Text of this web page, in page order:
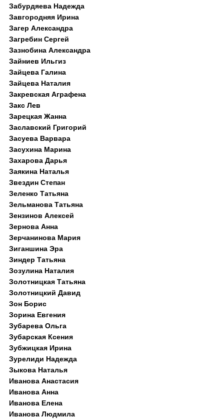
Забурдяева Надежда
Завгородняя Ирина
Загер Александра
Загребин Сергей
Зазнобина Александра
Зайниев Ильгиз
Зайцева Галина
Зайцева Наталия
Закревская Аграфена
Закс Лев
Зарецкая Жанна
Заславский Григорий
Засуева Варвара
Засухина Марина
Захарова Дарья
Заякина Наталья
Звездин Степан
Зеленко Татьяна
Зельманова Татьяна
Зензинов Алексей
Зернова Анна
Зерчанинова Мария
Зиганшина Эра
Зиндер Татьяна
Зозулина Наталия
Золотницкая Татьяна
Золотницкий Давид
Зон Борис
Зорина Евгения
Зубарева Ольга
Зубарская Ксения
Зубжицкая Ирина
Зурелиди Надежда
Зыкова Наталья
Иванова Анастасия
Иванова Анна
Иванова Елена
Иванова Людмила